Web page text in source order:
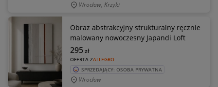
Wrocław, Krzyki
Obraz abstrakcyjny strukturalny ręcznie
malowany nowoczesny Japandi Loft
OFERTA ZALLEGRO
295zł
SPRZEDAJĄCY: OSOBA PRYWATNA
Wrocław